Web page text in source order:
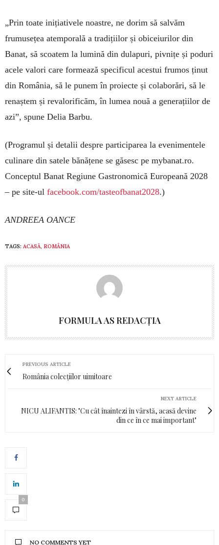
„Prin toate inițiativele noastre, ne dorim să salvăm
frumusețea atemporală a tradițiilor și obiceiurilor din
Banat, să scoatem la lumină din dulapuri, pivnițe și poduri
acele valori care formează specificul acestui frumos ținut
din România, să le punem în proiecte și colaborări, să le
renaștem și revalorificăm, în lumea nouă a generațiilor de
azi”, spune Delia Barbu.
(Programul și detalii despre participarea la evenimentele
culinare din satele bănățene se găsesc pe mybanat.ro.
Conceptul Banat Regiune Gastronomică Europeană 2028
– pe site-ul facebook.com/tasteofbanat2028.)
ANDREEA OANCE
TAGS: ACASĂ, ROMÂNIA
FORMULA AS REDACȚIA
PREVIOUS ARTICLE
România colecțiilor uimitoare
NEXT ARTICLE
NICU ALIFANTIS: "Cu cât înaintezi în vârstă, acasă devine
din ce în ce mai important"
0
NO COMMENTS YET